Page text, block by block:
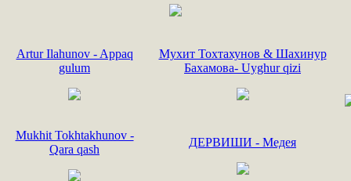
Artur Ilahunov - Appaq
gulum
Мухит Тохтахунов & Шахинур
Бахамова- Uyghur qizi
Mukhit Tokhtakhunov -
Qara qash
ДЕРВИШИ - Медея